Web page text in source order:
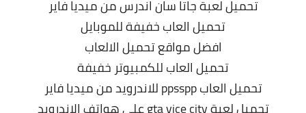
تحميل لعبة جاتا سان اندرس من ميديا فاير
تحميل العاب خفيفة للموبايل
افضل مواقع تحميل الالعاب
تحميل العاب للكمبيوتر خفيفة
تحميل العاب ppsspp للاندرويد من ميديا فاير
تحميل لعبة gta vice city على هواتف الاندرويد